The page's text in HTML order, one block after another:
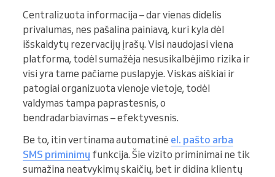
Centralizuota informacija – dar vienas didelis
privalumas, nes pašalina painiavą, kuri kyla dėl
išskaidytų rezervacijų įrašų. Visi naudojasi viena
platforma, todėl sumažėja nesusikalbėjimo rizika ir
visi yra tame pačiame puslapyje. Viskas aiškiai ir
patogiai organizuota vienoje vietoje, todėl
valdymas tampa paprastesnis, o
bendradarbiavimas – efektyvesnis.
Be to, itin vertinama automatinė el. pašto arba
SMS priminimų funkcija. Šie vizito priminimai ne tik
sumažina neatvykimų skaičių, bet ir didina klientų